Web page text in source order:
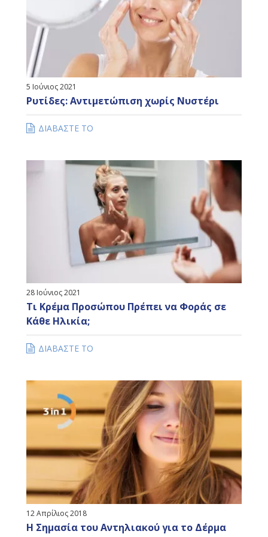
5 Ιούνιος 2021
Ρυτίδες: Αντιμετώπιση χωρίς Νυστέρι
ΔΙΑΒΑΣΤΕ ΤΟ
28 Ιούνιος 2021
Τι Κρέμα Προσώπου Πρέπει να Φοράς σε
Κάθε Ηλικία;
ΔΙΑΒΑΣΤΕ ΤΟ
12 Απρίλιος 2018
Η Σημασία του Αντηλιακού για το Δέρμα